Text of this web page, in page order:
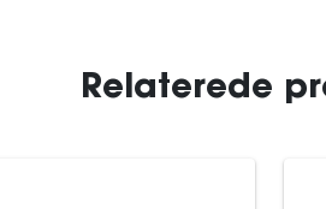
Relaterede